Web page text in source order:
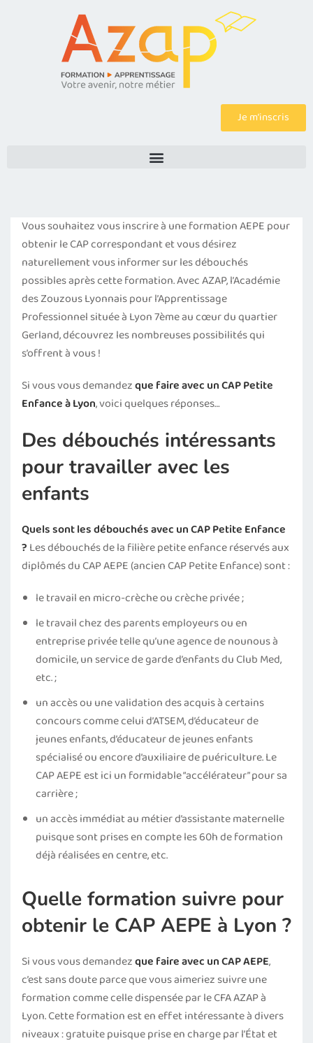
Je m’inscris
Vous souhaitez vous inscrire à une formation AEPE pour
obtenir le CAP correspondant et vous désirez
naturellement vous informer sur les débouchés
possibles après cette formation. Avec AZAP, l’Académie
des Zouzous Lyonnais pour l’Apprentissage
Professionnel située à Lyon 7ème au cœur du quartier
Gerland, découvrez les nombreuses possibilités qui
s’offrent à vous !
Si vous vous demandezque faire avec un CAP Petite
Enfance à Lyon, voici quelques réponses…
Des débouchés intéressants
pour travailler avec les
enfants
Quels sont les débouchés avec un CAP Petite Enfance
? Les débouchés de la filière petite enfance réservés aux
diplômés du CAP AEPE (ancien CAP Petite Enfance) sont :
le travail en micro-crèche ou crèche privée ;
le travail chez des parents employeurs ou en
entreprise privée telle qu’une agence de nounous à
domicile, un service de garde d’enfants du Club Med,
etc. ;
un accès ou une validation des acquis à certains
concours comme celui d’ATSEM, d’éducateur de
jeunes enfants, d’éducateur de jeunes enfants
spécialisé ou encore d’auxiliaire de puériculture. Le
CAP AEPE est ici un formidable “accélérateur” pour sa
carrière ;
un accès immédiat au métier d’assistante maternelle
puisque sont prises en compte les 60h de formation
déjà réalisées en centre, etc.
Quelle formation suivre pour
obtenir le CAP AEPE à Lyon ?
Si vous vous demandezque faire avec un CAP AEPE,
c’est sans doute parce que vous aimeriez suivre une
formation comme celle dispensée par le CFA AZAP à
Lyon. Cette formation est en effet intéressante à divers
niveaux : gratuite puisque prise en charge par l’État et